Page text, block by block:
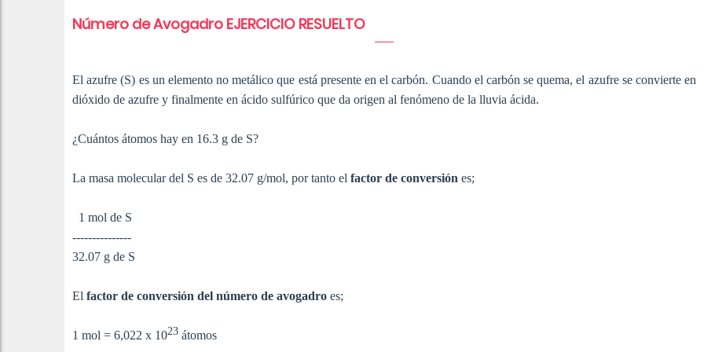
Número de Avogadro EJERCICIO RESUELTO
El azufre (S) es un elemento no metálico que está presente en el carbón. Cuando el carbón se quema, el azufre se convierte en
dióxido de azufre y finalmente en ácido sulfúrico que da origen al fenómeno de la lluvia ácida.
¿Cuántos átomos hay en 16.3 g de S?
La masa molecular del S es de 32.07 g/mol, por tanto el factor de conversión es;
1 mol de S
---------------
32.07 g de S
El factor de conversión del número de avogadro es;
1 mol = 6,022 x 1023 átomos